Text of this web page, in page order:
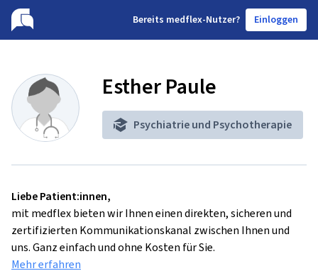
Bereits medflex-Nutzer? Einloggen
Esther Paule
Psychiatrie und Psychotherapie
Liebe Patient:innen,
mit medflex bieten wir Ihnen einen direkten, sicheren und
zertifizierten Kommunikationskanal zwischen Ihnen und
uns. Ganz einfach und ohne Kosten für Sie.
Mehr erfahren